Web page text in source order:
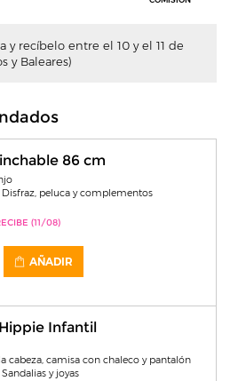
y recíbelo entre el 10 y el 11 de
y Baleares)
86 cm
Disfraz, peluca y complementos
(11/08)
AÑADIR
Infantil
cabeza, camisa con chaleco y pantalón
Sandalias y joyas